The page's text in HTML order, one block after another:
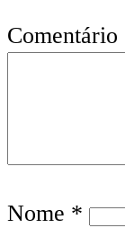
Comentário
Nome *